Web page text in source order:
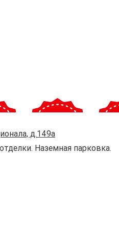
д.149а
Наземная парковка.